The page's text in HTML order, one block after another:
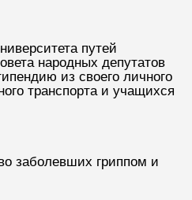
путей
народных депутатов
из своего личного
транспорта и учащихся
заболевших гриппом и